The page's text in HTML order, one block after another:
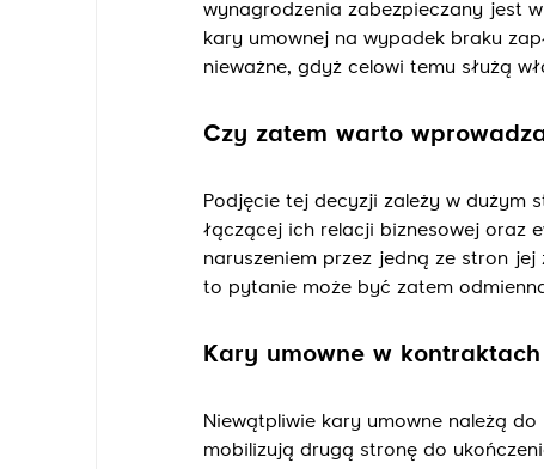
wynagrodzenia zabezpieczany jest
kary umownej na wypadek braku
nieważne, gdyż celowi temu służą
Czy zatem warto
Podjęcie tej decyzji zależy w dużym
łączącej ich relacji biznesowej oraz
naruszeniem przez jedną ze stron
to pytanie może być zatem
Kary umowne w
Niewątpliwie kary umowne należą
mobilizują drugą stronę do